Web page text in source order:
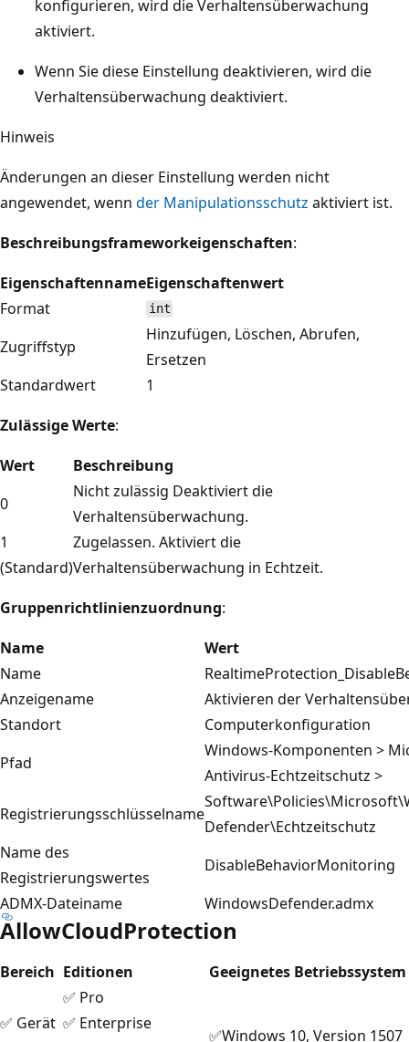
konfigurieren, wird die Verhaltensüberwachung
aktiviert.
Wenn Sie diese Einstellung deaktivieren, wird die
Verhaltensüberwachung deaktiviert.
Hinweis
Änderungen an dieser Einstellung werden nicht
angewendet, wenn der Manipulationsschutz aktiviert ist.
Beschreibungsframeworkeigenschaften:
EigenschaftennameEigenschaftenwert
Format
int
Zugriffstyp
Hinzufügen, Löschen, Abrufen,
Ersetzen
Standardwert
1
Zulässige Werte:
Wert
Beschreibung
0
Nicht zulässig Deaktiviert die
Verhaltensüberwachung.
1
(Standard)
Zugelassen. Aktiviert die
Verhaltensüberwachung in Echtzeit.
Gruppenrichtlinienzuordnung:
Name
Wert
Name
Anzeigename
Aktivieren der
Standort
Computerkonfiguration
Pfad
Windows-Komponenten >
Antivirus-Echtzeitschutz >
Registrierungsschlüsselname
Defender\Echtzeitschutz
Name des
Registrierungswertes
DisableBehaviorMonitoring
ADMX-Dateiname
WindowsDefender.admx
AllowCloudProtection
Bereich Editionen Geeignetes Betriebssystem
✅ Gerät
✅ Pro
✅ Enterprise
✅Windows 10, Version 1507